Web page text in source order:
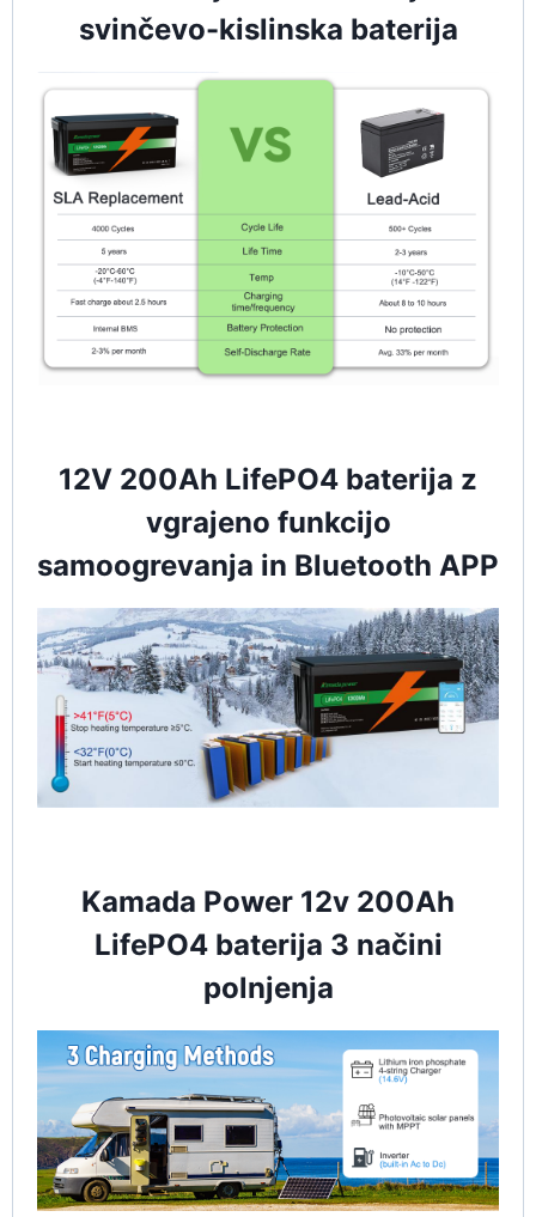
svinčevo-kislinska baterija
12V 200Ah LifePO4 baterija z
vgrajeno funkcijo
samoogrevanja in Bluetooth APP
Kamada Power 12v 200Ah
LifePO4 baterija 3 načini
polnjenja